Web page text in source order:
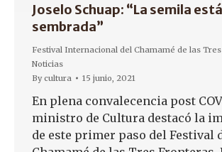
Joselo Schuap: “La semila está
sembrada”
Festival Internacional del Chamamé de las
Noticias
Bycultura 15 junio, 2021
En plena convalecencia post
ministro de Cultura destacó la
de este primer paso del Festival